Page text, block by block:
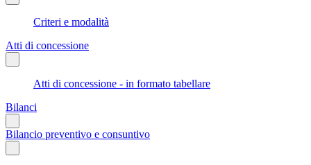
Criteri e modalità
Atti di concessione
Atti di concessione - in formato tabellare
Bilanci
Bilancio preventivo e consuntivo